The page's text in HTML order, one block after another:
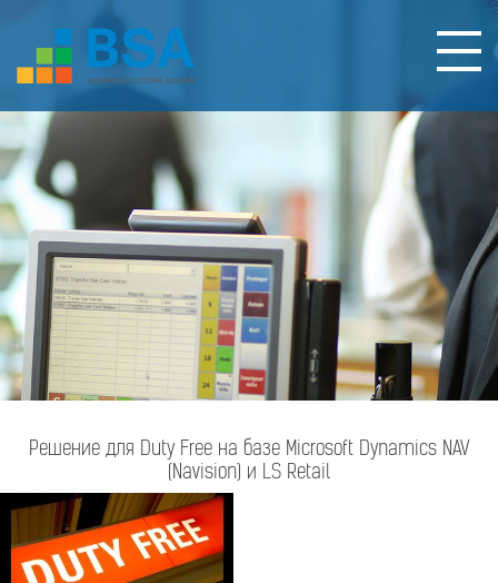
Решение для Duty Free на базе Microsoft Dynamics NAV
(Navision) и LS Retail